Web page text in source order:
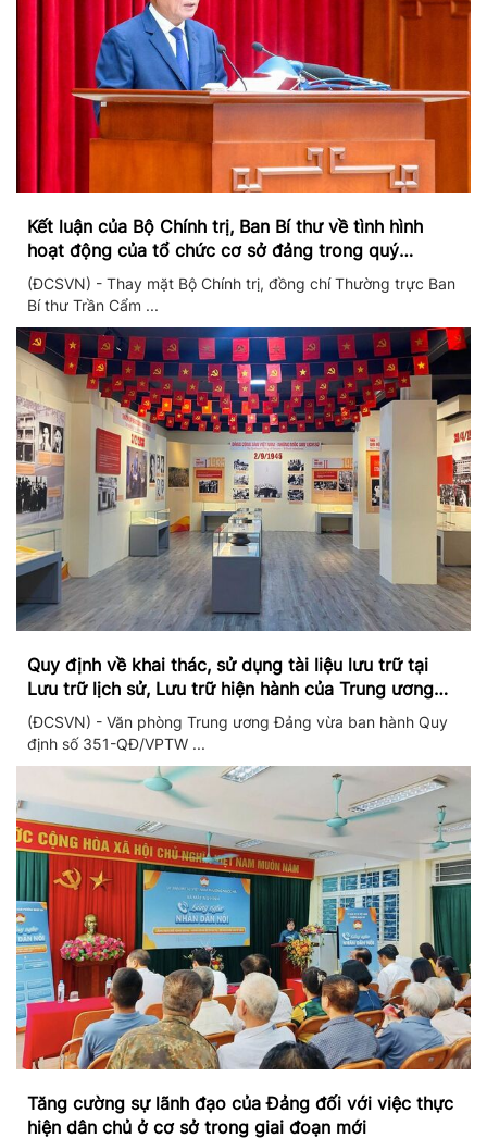
Kết luận của Bộ Chính trị, Ban Bí thư về tình hình
hoạt động của tổ chức cơ sở đảng trong quý
II/2026
(ĐCSVN) - Thay mặt Bộ Chính trị, đồng chí Thường trực Ban
Bí thư Trần Cẩm ...
Quy định về khai thác, sử dụng tài liệu lưu trữ tại
Lưu trữ lịch sử, Lưu trữ hiện hành của Trung ương
Đảng và Văn phòng Trung ương Đảng
(ĐCSVN) - Văn phòng Trung ương Đảng vừa ban hành Quy
định số 351-QĐ/VPTW ...
Tăng cường sự lãnh đạo của Đảng đối với việc thực
hiện dân chủ ở cơ sở trong giai đoạn mới